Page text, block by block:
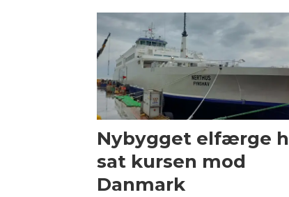
Nybygget elfærge
sat kursen mod
Danmark